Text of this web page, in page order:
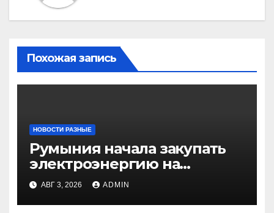
Похожая запись
НОВОСТИ РАЗНЫЕ
Румыния начала закупать
электроэнергию на
Украине из-за дефицита
АВГ 3, 2026 ADMIN